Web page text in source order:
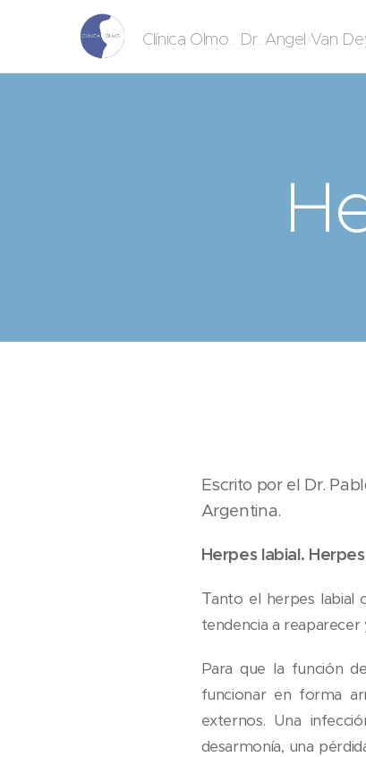
Clínica Olmo. Dr. Angel Van
Escrito por el Dr.
Argentina.
Herpes labial.
Tanto el herpes labial
tendencia a
Para que la función
funcionar en forma
externos. Una
desarmonía, una